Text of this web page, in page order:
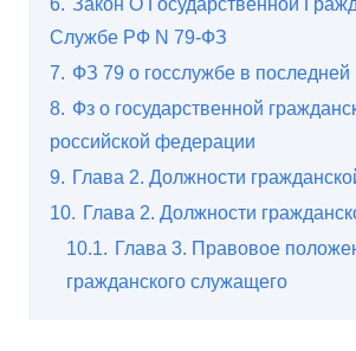
6. Закон О Государственной
Службе РФ N 79-ФЗ
7. ФЗ 79 о госслужбе в последней
8. Фз о государственной
российской федерации
9. Глава 2. Должности
10. Глава 2. Должности
10.1. Глава 3. Правовое
гражданского служащего